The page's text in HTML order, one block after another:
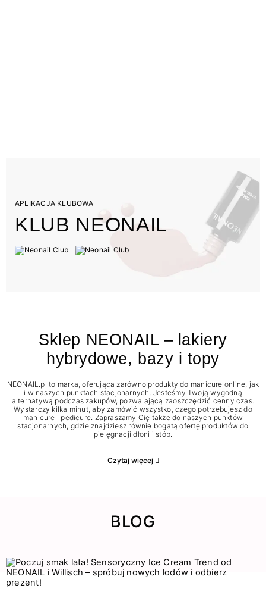
APLIKACJA KLUBOWA
KLUB NEONAIL
Sklep NEONAIL – lakiery
hybrydowe, bazy i topy
NEONAIL.pl to marka, oferująca zarówno produkty do manicure online, jak
i w naszych punktach stacjonarnych. Jesteśmy Twoją wygodną
alternatywą podczas zakupów, pozwalającą zaoszczędzić cenny czas.
Wystarczy kilka minut, aby zamówić wszystko, czego potrzebujesz do
manicure i pedicure. Zapraszamy Cię także do naszych punktów
stacjonarnych, gdzie znajdziesz równie bogatą ofertę produktów do
pielęgnacji dłoni i stóp.
Czytaj więcej
BLOG